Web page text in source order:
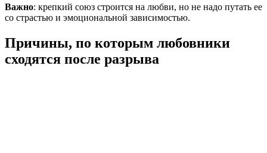
Важно: крепкий союз строится на любви, но не надо путать ее
со страстью и эмоциональной зависимостью.
Причины, по которым любовники
сходятся после разрыва